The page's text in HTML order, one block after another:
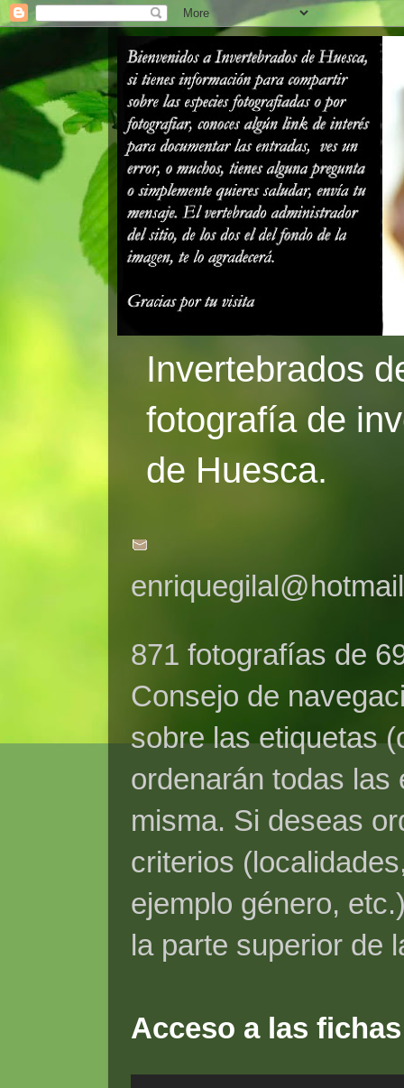
Invertebrados
fotografía de
de Huesca.
871 fotografías de
Consejo de
sobre las etiquetas
ordenarán todas las
misma. Si deseas
criterios
ejemplo género,
la parte superior de
Acceso a las